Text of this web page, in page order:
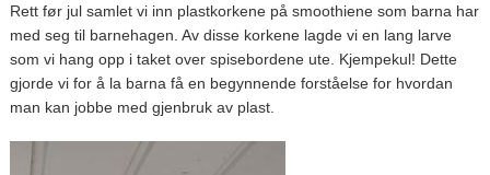
Rett før jul samlet vi inn plastkorkene på smoothiene som barna har
med seg til barnehagen. Av disse korkene lagde vi en lang larve
som vi hang opp i taket over spisebordene ute. Kjempekul! Dette
gjorde vi for å la barna få en begynnende forståelse for hvordan
man kan jobbe med gjenbruk av plast.